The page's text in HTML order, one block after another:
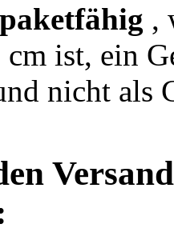
paketfähig ,
ist, ein
nicht als